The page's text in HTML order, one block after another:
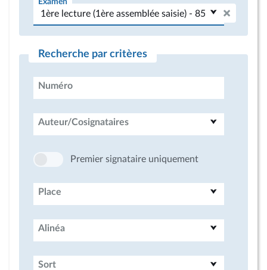
Recherche par critères
Numéro
Auteur/Cosignataires
Premier signataire uniquement
Place
Alinéa
Sort